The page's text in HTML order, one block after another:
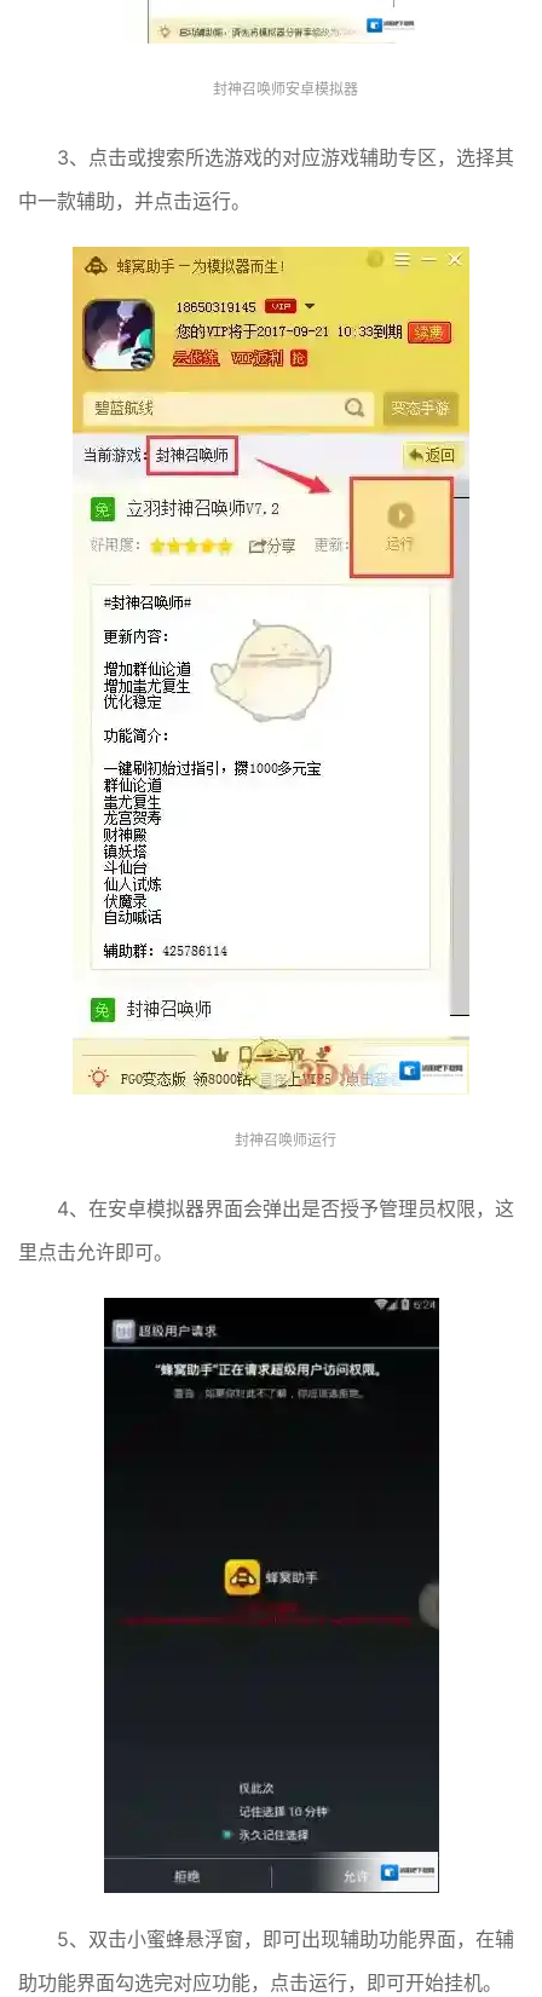
封神召唤师安卓模拟器
3、点击或搜索所选游戏的对应游戏辅助专区，选择其
中一款辅助，并点击运行。
封神召唤师运行
4、在安卓模拟器界面会弹出是否授予管理员权限，这
里点击允许即可。
5、双击小蜜蜂悬浮窗，即可出现辅助功能界面，在辅
助功能界面勾选完对应功能，点击运行，即可开始挂机。